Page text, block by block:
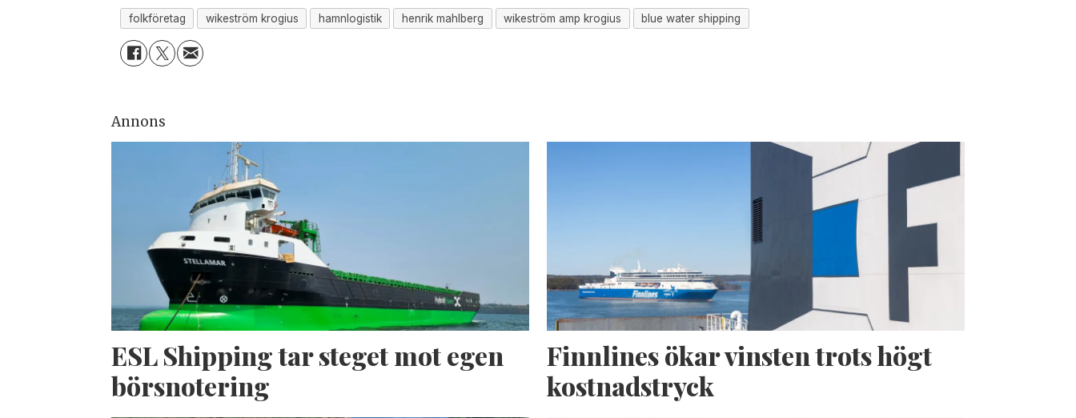
folkföretag wikeström krogius hamnlogistik henrik mahlberg wikeström amp krogius blue water shipping
Annons
ESL Shipping tar steget mot egen
börsnotering
Finnlines ökar vinsten trots högt
kostnadstryck